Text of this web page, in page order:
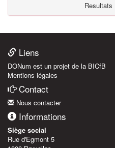
Resultats
Liens
DONum est un projet de la BICfB
Mentions légales
Contact
Nous contacter
Informations
Siège social
Rue d'Egmont 5